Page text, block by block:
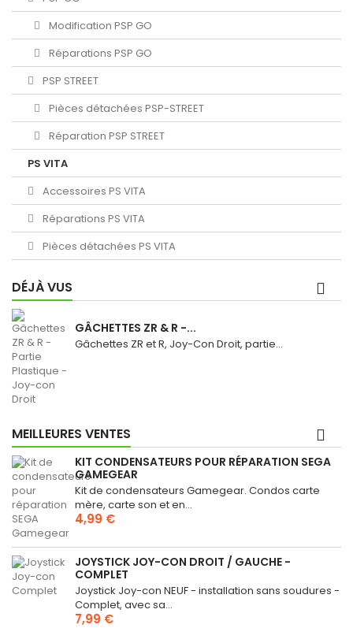
Modification PSP GO
Réparations PSP GO
PSP STREET
Pièces détachées PSP-STREET
Réparation PSP STREET
PS VITA
Accessoires PS VITA
Réparations PS VITA
Pièces détachées PS VITA
DÉJÀ VUS
GÂCHETTES ZR & R -...
Gâchettes ZR et R, Joy-Con Droit, partie...
MEILLEURES VENTES
KIT CONDENSATEURS POUR RÉPARATION SEGA
GAMEGEAR
Kit de condensateurs Gamegear. Condos carte
mère, carte son et en...
4,99 €
JOYSTICK JOY-CON DROIT / GAUCHE -
COMPLET
Joystick Joy-con NEUF - installation sans soudures -
Complet, avec sa...
7,99 €